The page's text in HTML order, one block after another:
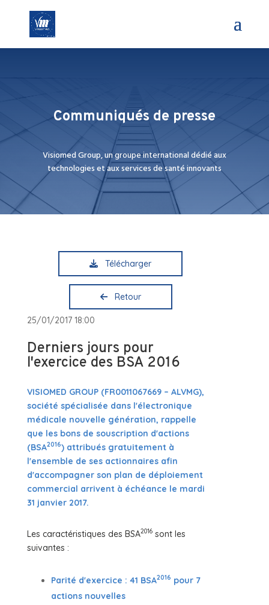
Communiqués de presse
Visiomed Group, un groupe international dédié aux
technologies et aux services de santé innovants
Télécharger
Retour
25/01/2017 18:00
Derniers jours pour
l'exercice des BSA 2016
VISIOMED GROUP (FR0011067669 – ALVMG),
société spécialisée dans l'électronique
médicale nouvelle génération, rappelle
que les bons de souscription d'actions
(BSA2016) attribués gratuitement à
l'ensemble de ses actionnaires afin
d'accompagner son plan de déploiement
commercial arrivent à échéance le mardi
31 janvier 2017.
Les caractéristiques des BSA2016sont les
suivantes :
Parité d'exercice : 41 BSA2016 pour 7
actions nouvelles